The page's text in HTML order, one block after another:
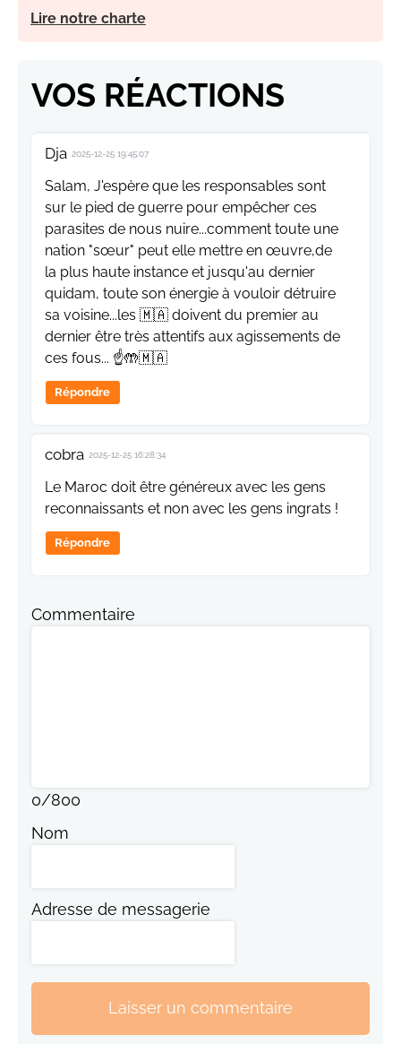
Lire notre charte
VOS RÉACTIONS
Dja 2025-12-25 19:45:07
Salam, J'espère que les responsables sont
sur le pied de guerre pour empêcher ces
parasites de nous nuire...comment toute une
nation "sœur" peut elle mettre en œuvre,de
la plus haute instance et jusqu'au dernier
quidam, toute son énergie à vouloir détruire
sa voisine...les 🇲🇦 doivent du premier au
dernier être très attentifs aux agissements de
ces fous... ☝️🤲🇲🇦
Répondre
cobra 2025-12-25 16:28:34
Le Maroc doit être généreux avec les gens
reconnaissants et non avec les gens ingrats !
Répondre
Commentaire
0/800
Nom
Adresse de messagerie
Laisser un commentaire